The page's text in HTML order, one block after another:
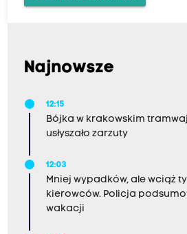
Najnowsze
12:15
Bójka w krakowskim
usłyszało zarzuty
12:03
Mniej wypadków, ale wciąż
kierowców. Policja
wakacji